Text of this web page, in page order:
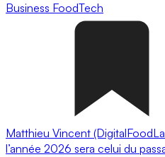
Business FoodTech
Matthieu Vincent
l’année 2026 sera celui du